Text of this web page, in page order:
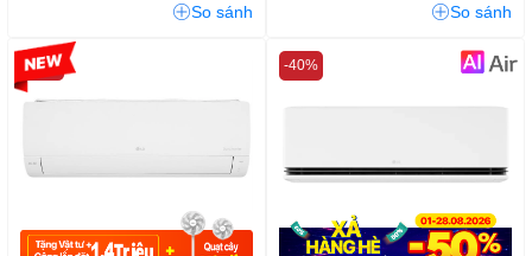
So sánh So sánh
-26% -40%